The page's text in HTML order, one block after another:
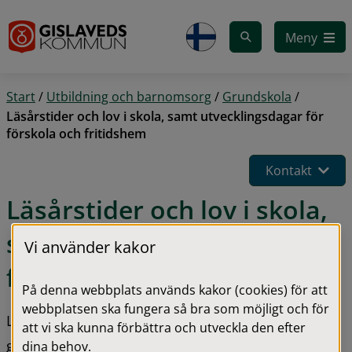
Meny
Start/ Utbildning och barnomsorg/ Grundskola /
Läsårstider och lov i skola, samt utvecklingsdagar för
förskola och fritidshem
Kontakt
Läsårstider och lov i skola,
samt utvecklingsdagar för
förskola och fritidshem
Läsårstider och lovdagar för elever i förskoleklass,
grundskola, anpassad grundskola, gymnasieskola
Vi använder kakor
På denna webbplats används kakor (cookies) för att
webbplatsen ska fungera så bra som möjligt och för
att vi ska kunna förbättra och utveckla den efter
dina behov.